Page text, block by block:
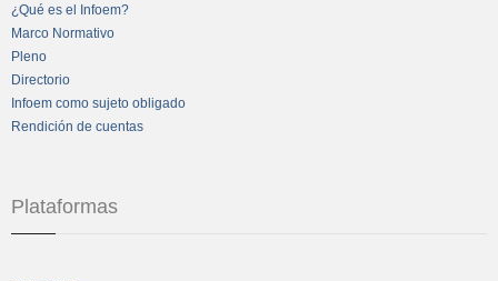
¿Qué es el Infoem?
Marco Normativo
Pleno
Directorio
Infoem como sujeto obligado
Rendición de cuentas
Plataformas